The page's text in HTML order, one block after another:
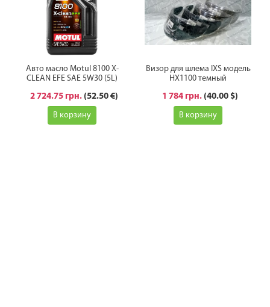
Авто масло Motul 8100 X-
CLEAN EFE SAE 5W30 (5L)
2 724.75 грн. (52.50 €)
В корзину
Визор для шлема IXS модель
HX1100 темный
1 784 грн. (40.00 $)
В корзину